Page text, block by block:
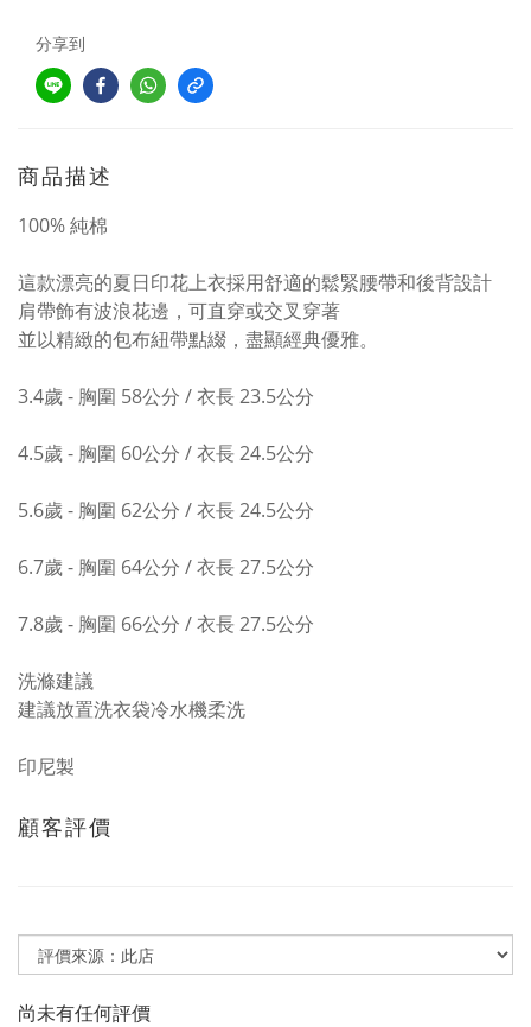
分享到
商品描述
100% 純棉
這款漂亮的夏日印花上衣採用舒適的鬆緊腰帶和後背設計
肩帶飾有波浪花邊，可直穿或交叉穿著
並以精緻的包布紐帶點綴，盡顯經典優雅。
3.4歲 - 胸圍 58公分 / 衣長 23.5公分
4.5歲 - 胸圍 60公分 / 衣長 24.5公分
5.6歲 - 胸圍 62公分 / 衣長 24.5公分
6.7歲 - 胸圍 64公分 / 衣長 27.5公分
7.8歲 - 胸圍 66公分 / 衣長 27.5公分
洗滌建議
建議放置洗衣袋冷水機柔洗
印尼製
顧客評價
尚未有任何評價